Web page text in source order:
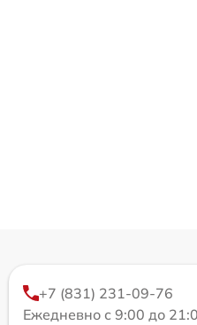
+7 (831) 231-09-76
Ежедневно с 9:00 до